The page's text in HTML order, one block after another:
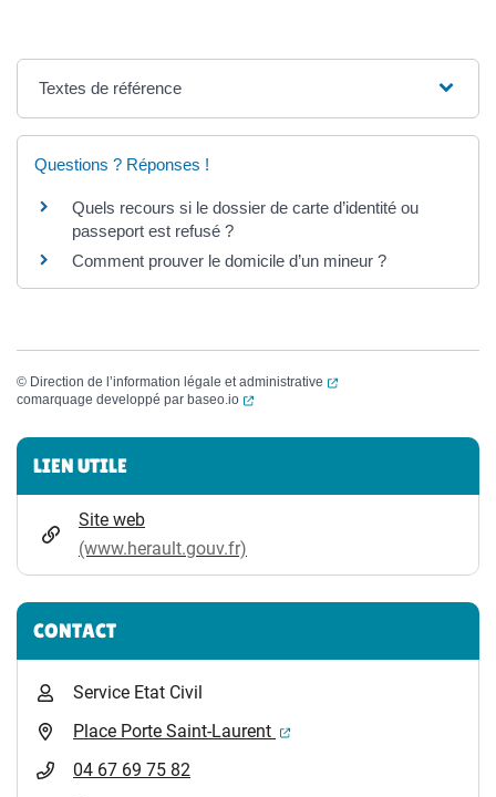
Textes de référence
Questions ? Réponses !
Quels recours si le dossier de carte d’identité ou
passeport est refusé ?
Comment prouver le domicile d’un mineur ?
© Direction de l’information légale et administrative
(ouverture dans un
comarquage developpé par baseo.io (ouverture dans un nouvel onglet)
Informations complémentaires
LIEN UTILE
Site web
(www.herault.gouv.fr)
CONTACT
Service Etat Civil
Place Porte Saint-Laurent
(ouverture dans un
04 67 69 75 82